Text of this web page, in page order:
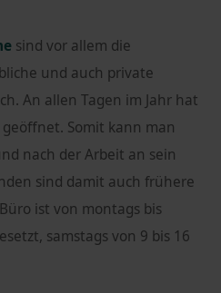
sind vor allem die
und auch private
An allen Tagen im Jahr hat
Somit kann man
nach der Arbeit an sein
sind damit auch frühere
ist von montags bis
samstags von 9 bis 16